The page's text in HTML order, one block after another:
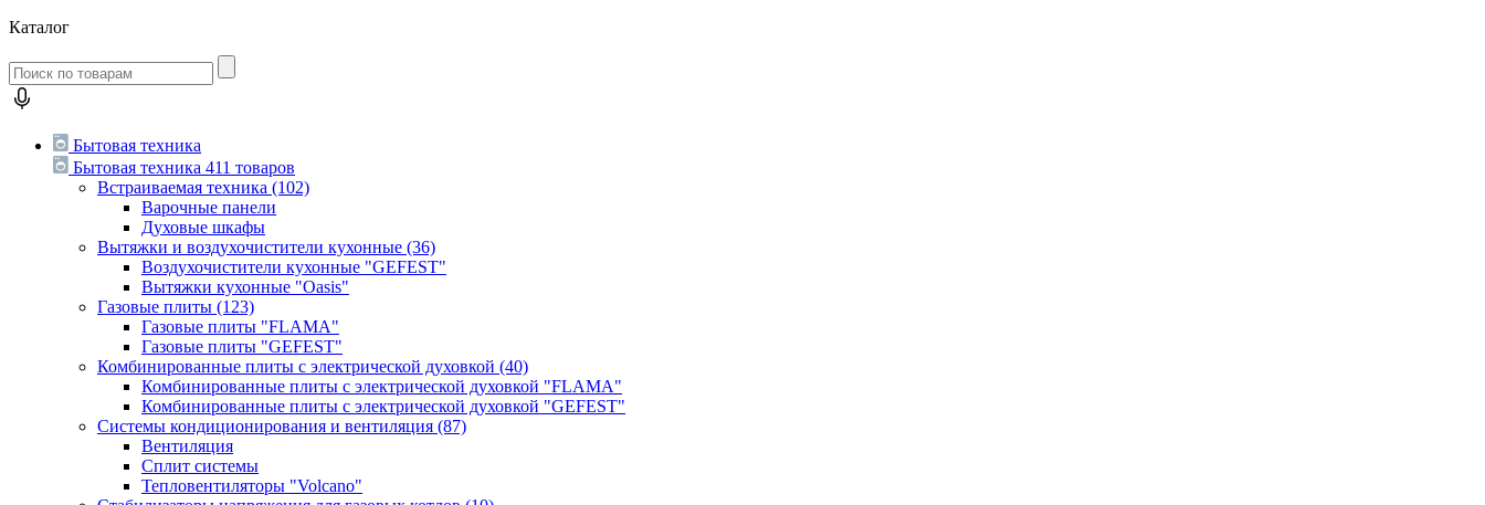
Каталог
Бытовая техника
Бытовая техника 411 товаров
Встраиваемая техника (102)
Варочные панели
Духовые шкафы
Вытяжки и воздухочистители кухонные (36)
Воздухочистители кухонные "GEFEST"
Вытяжки кухонные "Oasis"
Газовые плиты (123)
Газовые плиты "FLAMA"
Газовые плиты "GEFEST"
Комбинированные плиты с электрической духовкой (40)
Комбинированные плиты с электрической духовкой "FLAMA"
Комбинированные плиты с электрической духовкой "GEFEST"
Системы кондиционирования и вентиляция (87)
Вентиляция
Сплит системы
Тепловентиляторы "Volcano"